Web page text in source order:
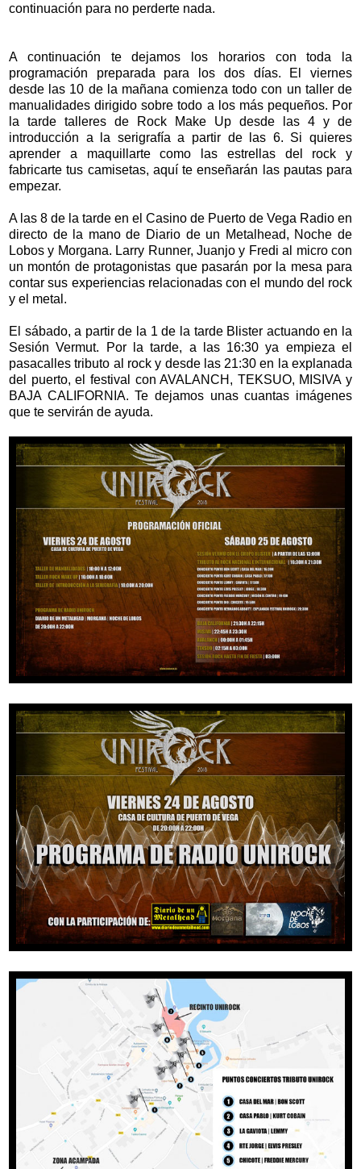
continuación para no perderte nada.
A continuación te dejamos los horarios con toda la
programación preparada para los dos días. El viernes
desde las 10 de la mañana comienza todo con un taller de
manualidades dirigido sobre todo a los más pequeños. Por
la tarde talleres de Rock Make Up desde las 4 y de
introducción a la serigrafía a partir de las 6. Si quieres
aprender a maquillarte como las estrellas del rock y
fabricarte tus camisetas, aquí te enseñarán las pautas para
empezar.
A las 8 de la tarde en el Casino de Puerto de Vega Radio en
directo de la mano de Diario de un Metalhead, Noche de
Lobos y Morgana. Larry Runner, Juanjo y Fredi al micro con
un montón de protagonistas que pasarán por la mesa para
contar sus experiencias relacionadas con el mundo del rock
y el metal.
El sábado, a partir de la 1 de la tarde Blister actuando en la
Sesión Vermut. Por la tarde, a las 16:30 ya empieza el
pasacalles tributo al rock y desde las 21:30 en la explanada
del puerto, el festival con AVALANCH, TEKSUO, MISIVA y
BAJA CALIFORNIA. Te dejamos unas cuantas imágenes
que te servirán de ayuda.